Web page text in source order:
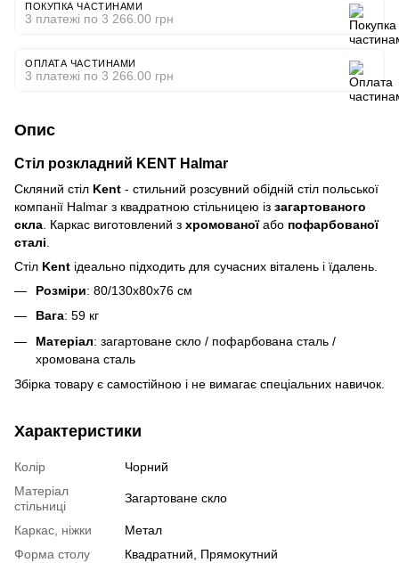
ПОКУПКА ЧАСТИНАМИ
3 платежі по 3 266.00 грн
ОПЛАТА ЧАСТИНАМИ
3 платежі по 3 266.00 грн
Опис
Стіл розкладний KENT Halmar
Скляний стіл Kent - стильний розсувний обідній стіл польської
компанії Halmar з квадратною стільницею із загартованого
скла . Каркас виготовлений з хромованоїабо пофарбованої
сталі
Стіл Kent ідеально підходить для сучасних віталень і їдалень.
Розміри: 80/130х80х76 cм
Вага: 59 кг
Матеріал: загартоване скло / пофарбована сталь /
хромована сталь
Збірка товару є самостійною і не вимагає спеціальних навичок.
Характеристики
Колір
Чорний
Матеріал
стільниці
Загартоване скло
Каркас, ніжки
Метал
Форма столу
Квадратний
Прямокутний